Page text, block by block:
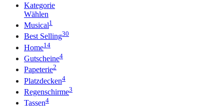
Kategorie
Wählen
Musical1
Best Selling30
Home14
Gutscheine4
Papeterie2
Platzdecken4
Regenschirme3
Tassen4